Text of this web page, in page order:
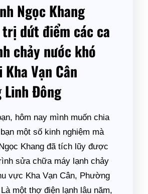
Ngọc Khang
dứt điểm các ca
chảy nước khó
Vạn Cân
Linh Đông
hôm nay mình muốn chia
một số kinh nghiệm mà
Khang đã tích lũy được
sửa chữa máy lạnh chảy
vực Kha Vạn Cân, Phường
một thợ điện lạnh lâu năm,